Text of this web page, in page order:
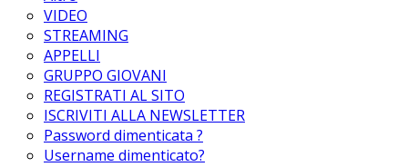
VIDEO
STREAMING
APPELLI
GRUPPO GIOVANI
REGISTRATI AL SITO
ISCRIVITI ALLA NEWSLETTER
Password dimenticata ?
Username dimenticato?